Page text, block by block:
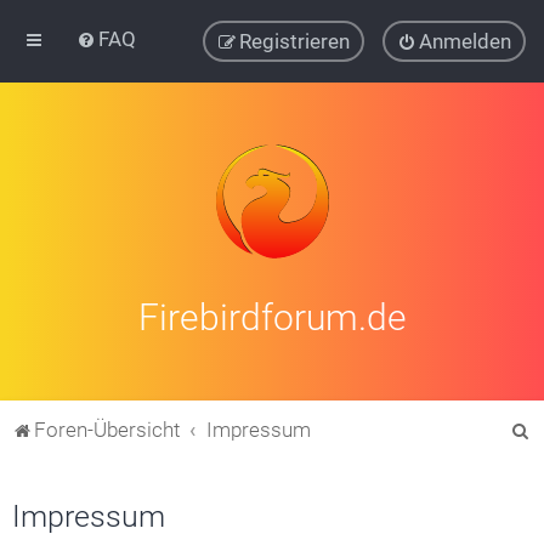
FAQ Anmelden
Registrieren
Firebirdforum.de
Foren-Übersicht Impressum
Impressum